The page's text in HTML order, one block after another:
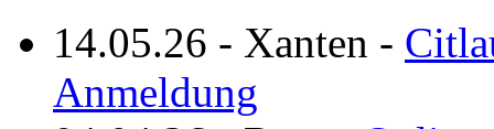
14.05.26 - Xanten -
Anmeldung